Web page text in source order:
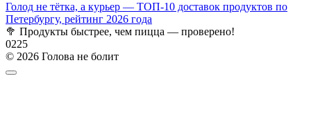
Голод не тётка, а курьер — ТОП-10 доставок продуктов по
Петербургу, рейтинг 2026 года
🥦 Продукты быстрее, чем пицца — проверено!
0225
© 2026 Голова не болит